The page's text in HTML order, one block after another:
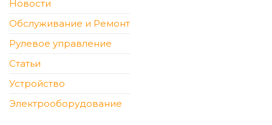
Новости
Обслуживание и Ремонт
Рулевое управление
Статьи
Устройство
Электрооборудование